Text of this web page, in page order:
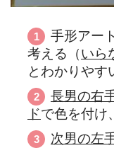
手形アー
考える（いら
とわかりやす
長男の右
ドで色を付け、
次男の左